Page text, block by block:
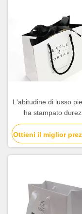
L'abitudine di lusso
ha stampato
materiale della carta
dei sacchi di carta
Ottieni il miglior